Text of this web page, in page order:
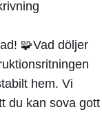
🧩Vad döljer
hem. Vi
du kan sova gott